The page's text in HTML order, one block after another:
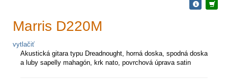
Marris D220M
vytlačiť
Akustická gitara typu Dreadnought, horná doska, spodná doska
a luby sapelly mahagón, krk nato, povrchová úprava satin